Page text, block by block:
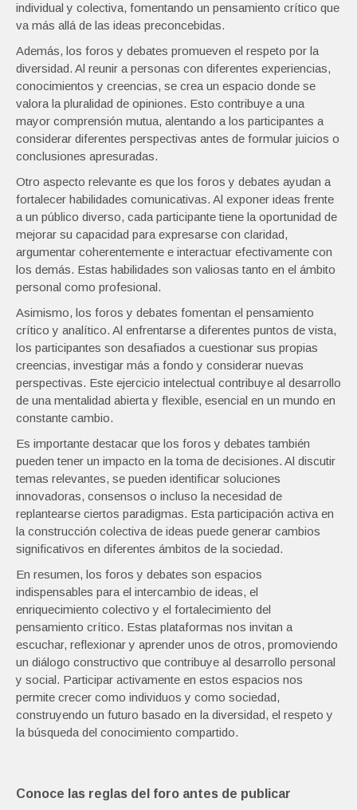
individual y colectiva, fomentando un pensamiento crítico que
va más allá de las ideas preconcebidas.
Además, los foros y debates promueven el respeto por la
diversidad. Al reunir a personas con diferentes experiencias,
conocimientos y creencias, se crea un espacio donde se
valora la pluralidad de opiniones. Esto contribuye a una
mayor comprensión mutua, alentando a los participantes a
considerar diferentes perspectivas antes de formular juicios o
conclusiones apresuradas.
Otro aspecto relevante es que los foros y debates ayudan a
fortalecer habilidades comunicativas. Al exponer ideas frente
a un público diverso, cada participante tiene la oportunidad de
mejorar su capacidad para expresarse con claridad,
argumentar coherentemente e interactuar efectivamente con
los demás. Estas habilidades son valiosas tanto en el ámbito
personal como profesional.
Asimismo, los foros y debates fomentan el pensamiento
crítico y analítico. Al enfrentarse a diferentes puntos de vista,
los participantes son desafiados a cuestionar sus propias
creencias, investigar más a fondo y considerar nuevas
perspectivas. Este ejercicio intelectual contribuye al desarrollo
de una mentalidad abierta y flexible, esencial en un mundo en
constante cambio.
Es importante destacar que los foros y debates también
pueden tener un impacto en la toma de decisiones. Al discutir
temas relevantes, se pueden identificar soluciones
innovadoras, consensos o incluso la necesidad de
replantearse ciertos paradigmas. Esta participación activa en
la construcción colectiva de ideas puede generar cambios
significativos en diferentes ámbitos de la sociedad.
En resumen, los foros y debates son espacios
indispensables para el intercambio de ideas, el
enriquecimiento colectivo y el fortalecimiento del
pensamiento crítico. Estas plataformas nos invitan a
escuchar, reflexionar y aprender unos de otros, promoviendo
un diálogo constructivo que contribuye al desarrollo personal
y social. Participar activamente en estos espacios nos
permite crecer como individuos y como sociedad,
construyendo un futuro basado en la diversidad, el respeto y
la búsqueda del conocimiento compartido.
Conoce las reglas del foro antes de publicar